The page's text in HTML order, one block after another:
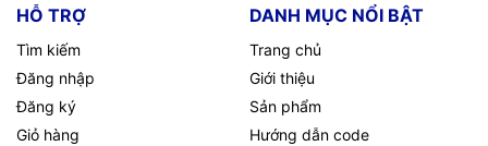
HỖ TRỢ
Tìm kiếm
Đăng nhập
Đăng ký
Giỏ hàng
DANH MỤC NỔI BẬT
Trang chủ
Giới thiệu
Sản phẩm
Hướng dẫn code